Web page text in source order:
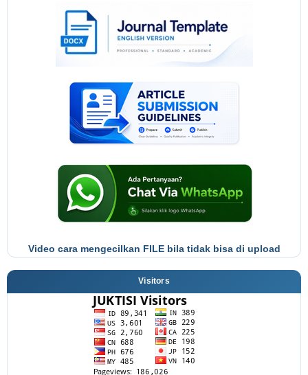
Video cara mengecilkan FILE bila tidak bisa di upload
Visitors